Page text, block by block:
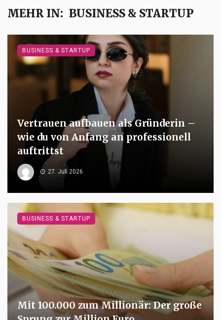
MEHR IN: BUSINESS & STARTUP
Vertrauen aufbauen als Gründerin –
wie du von Anfang an professionell
auftrittst
27. Juli 2026
BUSINESS & STARTUP
Mit 100.000 zum Millionär: Der große
BUSINESS & STARTUP